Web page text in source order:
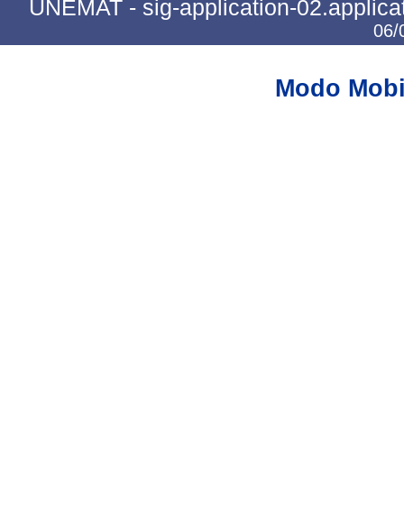
UNEMAT - sig-application-
06/
Modo